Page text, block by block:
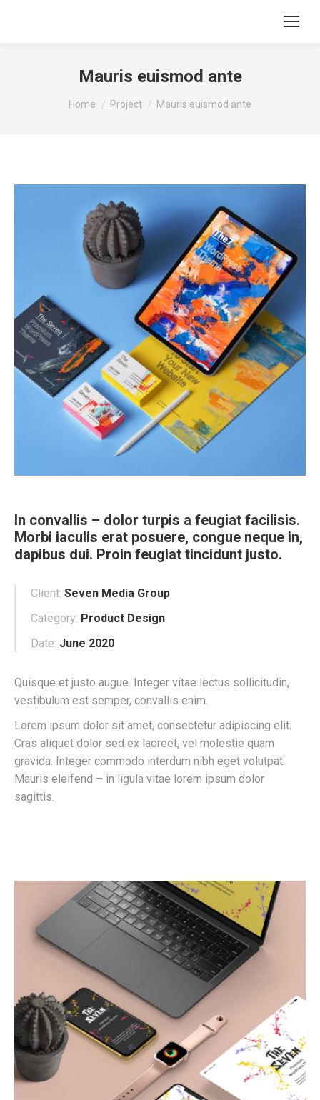
Search:
Mauris euismod ante
You are here:
Home Project Mauris euismod ante
In convallis – dolor turpis a feugiat facilisis.
Morbi iaculis erat posuere, congue neque in,
dapibus dui. Proin feugiat tincidunt justo.
Client: Seven Media Group
Category: Product Design
Date: June 2020
Quisque et justo augue. Integer vitae lectus sollicitudin,
vestibulum est semper, convallis enim.
Lorem ipsum dolor sit amet, consectetur adipiscing elit.
Cras aliquet dolor sed ex laoreet, vel molestie quam
gravida. Integer commodo interdum nibh eget volutpat.
Mauris eleifend – in ligula vitae lorem ipsum dolor
sagittis.